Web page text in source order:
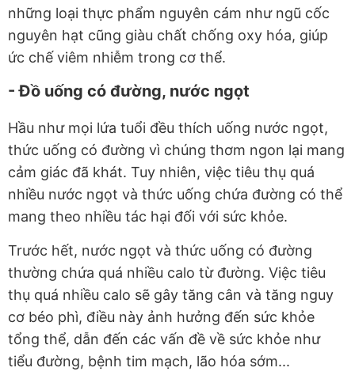
những loại thực phẩm nguyên cám như ngũ cốc
nguyên hạt cũng giàu chất chống oxy hóa, giúp
ức chế viêm nhiễm trong cơ thể.
- Đồ uống có đường, nước ngọt
Hầu như mọi lứa tuổi đều thích uống nước ngọt,
thức uống có đường vì chúng thơm ngon lại mang
cảm giác đã khát. Tuy nhiên, việc tiêu thụ quá
nhiều nước ngọt và thức uống chứa đường có thể
mang theo nhiều tác hại đối với sức khỏe.
Trước hết, nước ngọt và thức uống có đường
thường chứa quá nhiều calo từ đường. Việc tiêu
thụ quá nhiều calo sẽ gây tăng cân và tăng nguy
cơ béo phì, điều này ảnh hưởng đến sức khỏe
tổng thể, dẫn đến các vấn đề về sức khỏe như
tiểu đường, bệnh tim mạch, lão hóa sớm...